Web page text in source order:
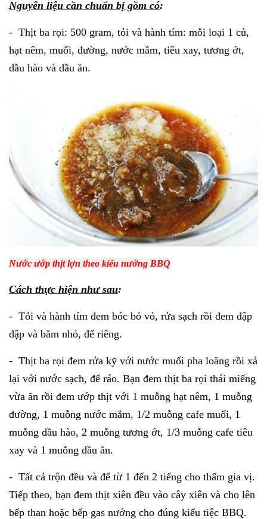
Nguyên liệu cần chuẩn bị gồm có:
- Thịt ba rọi: 500 gram, tỏi và hành tím: mỗi loại 1 củ,
hạt nêm, muối, đường, nước mắm, tiêu xay, tương ớt,
dầu hào và dầu ăn.
Nước ướp thịt lợn theo kiểu nướng BBQ
Cách thực hiện như sau:
- Tỏi và hành tím đem bóc bỏ vỏ, rửa sạch rồi đem đập
dập và băm nhỏ, để riêng.
- Thịt ba rọi đem rửa kỹ với nước muối pha loãng rồi xả
lại với nước sạch, để ráo. Bạn đem thịt ba rọi thái miếng
vừa ăn rồi đem ướp thịt với 1 muỗng hạt nêm, 1 muỗng
đường, 1 muỗng nước mắm, 1/2 muỗng cafe muối, 1
muỗng dầu hào, 2 muỗng tương ớt, 1/3 muỗng cafe tiêu
xay và 1 muỗng dầu ăn.
- Tất cả trộn đều và để từ 1 đến 2 tiếng cho thấm gia vị.
Tiếp theo, bạn đem thịt xiên đều vào cây xiên và cho lên
bếp than hoặc bếp gas nướng cho đúng kiểu tiệc BBQ.